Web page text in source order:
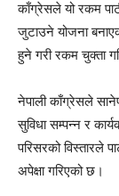
काँग्रेसले यो रकम
जुटाउने योजना
हुने गरी रकम चुक्ता
नेपाली काँग्रेसले
सुविधा सम्पन्न र
परिसरको विस्तारले
अपेक्षा गरिएको छ।